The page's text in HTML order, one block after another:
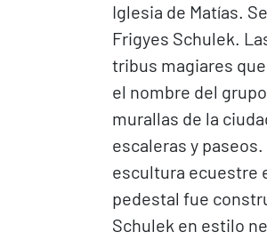
Iglesia de Matías.
Frigyes Schulek.
tribus magiares
el nombre del
murallas de la
escaleras y
escultura ecuestre
pedestal fue
Schulek en estilo